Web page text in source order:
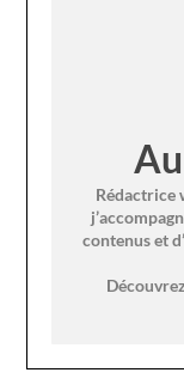
Rédactrice
contenus et